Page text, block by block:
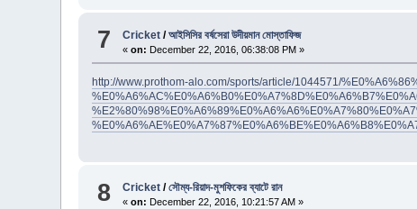
7 Cricket /আইসিসির বর্ষসেরা উদীয়মান মোস্তাফিজ
«on: December 22, 2016, 06:38:08 PM »
http://www.prothom-alo.com/sports/article/1044571/
8 Cricket /সৌম্য-রিয়াদ-মুশফিকের ব্যাটে রান
«on: December 22, 2016, 10:21:57 AM »